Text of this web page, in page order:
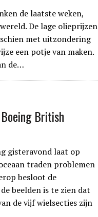
de laatste weken,
De lage olieprijzen
met uitzondering
een potje van maken.
de…
British
gisteravond laat op
traden problemen
besloot de
beelden is te zien dat
de vijf wielsecties zijn